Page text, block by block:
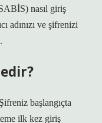
nasıl giriş
adınızı ve şifrenizi
başlangıçta
ilk kez giriş